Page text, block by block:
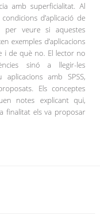
amb superficialitat. Al
d’aplicació de
per veure si aquestes
exemples d’aplicacions
i de què no. El lector no
sinó a llegir-les
amb SPSS,
Els conceptes
notes explicant qui,
finalitat els va proposar